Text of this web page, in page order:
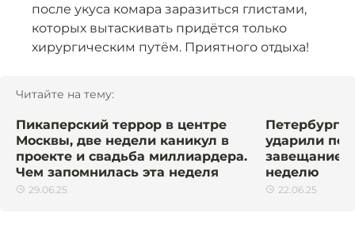
после укуса комара заразиться глистами,
которых вытаскивать придётся только
хирургическим путём. Приятного отдыха!
Читайте на тему:
Пикаперский террор в центре
Москвы, две недели каникул в
проекте и свадьба миллиардера.
Чем запомнилась эта неделя
29.06.25
Петербург
ударили по
завещание.
неделю
22.06.25